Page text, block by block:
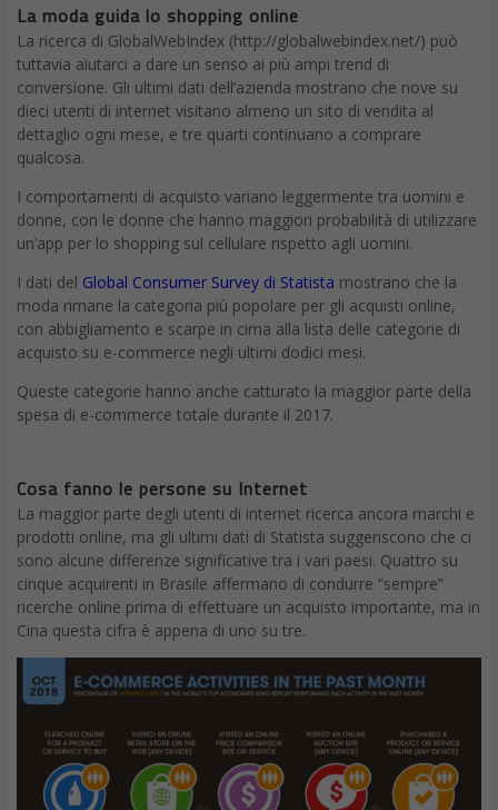
La moda guida lo shopping online
La ricerca di GlobalWebIndex (http://globalwebindex.net/) può
tuttavia aiutarci a dare un senso ai più ampi trend di
conversione. Gli ultimi dati dell’azienda mostrano che nove su
dieci utenti di internet visitano almeno un sito di vendita al
dettaglio ogni mese, e tre quarti continuano a comprare
qualcosa.
I comportamenti di acquisto variano leggermente tra uomini e
donne, con le donne che hanno maggiori probabilità di utilizzare
un’app per lo shopping sul cellulare rispetto agli uomini.
I dati del Global Consumer Survey di Statista mostrano che la
moda rimane la categoria più popolare per gli acquisti online,
con abbigliamento e scarpe in cima alla lista delle categorie di
acquisto su e-commerce negli ultimi dodici mesi.
Queste categorie hanno anche catturato la maggior parte della
spesa di e-commerce totale durante il 2017.
Cosa fanno le persone su Internet
La maggior parte degli utenti di internet ricerca ancora marchi e
prodotti online, ma gli ultimi dati di Statista suggeriscono che ci
sono alcune differenze significative tra i vari paesi. Quattro su
cinque acquirenti in Brasile affermano di condurre “sempre”
ricerche online prima di effettuare un acquisto importante, ma in
Cina questa cifra è appena di uno su tre.